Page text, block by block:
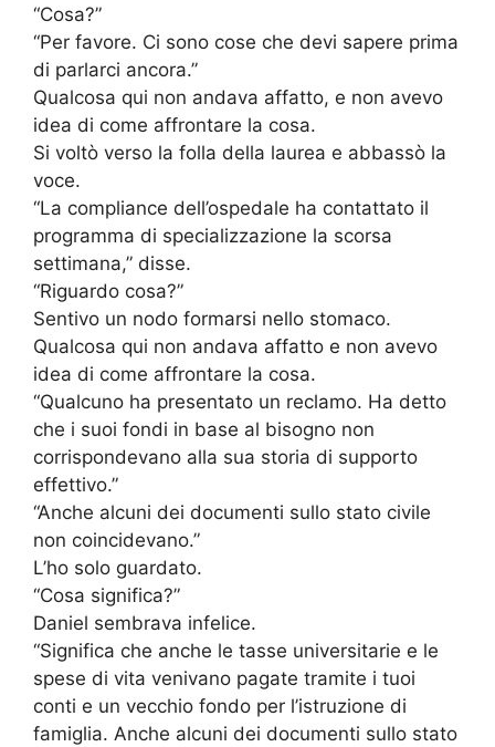
“Cosa?”
“Per favore. Ci sono cose che devi sapere prima
di parlarci ancora.”
Qualcosa qui non andava affatto, e non avevo
idea di come affrontare la cosa.
Si voltò verso la folla della laurea e abbassò la
voce.
“La compliance dell’ospedale ha contattato il
programma di specializzazione la scorsa
settimana,” disse.
“Riguardo cosa?”
Sentivo un nodo formarsi nello stomaco.
Qualcosa qui non andava affatto e non avevo
idea di come affrontare la cosa.
“Qualcuno ha presentato un reclamo. Ha detto
che i suoi fondi in base al bisogno non
corrispondevano alla sua storia di supporto
effettivo.”
“Anche alcuni dei documenti sullo stato civile
non coincidevano.”
L’ho solo guardato.
“Cosa significa?”
Daniel sembrava infelice.
“Significa che anche le tasse universitarie e le
spese di vita venivano pagate tramite i tuoi
conti e un vecchio fondo per l’istruzione di
famiglia. Anche alcuni dei documenti sullo stato